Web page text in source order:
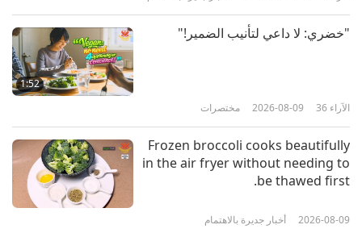
2026-06-11
أمنيات صادقة، الجزء 1 من 3
1:52
"خضري: لا داعي لتأنيب الضمير!"
مختصرات 2026-08-09 36 الآراء
Frozen broccoli cooks beautifully
in the air fryer without needing to
be thawed first.
أخبار جديرة بالاهتمام 2026-08-09